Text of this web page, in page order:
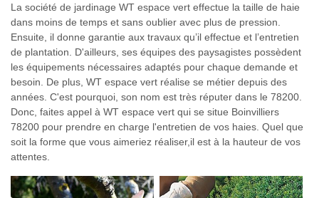
La société de jardinage WT espace vert effectue la taille de haie
dans moins de temps et sans oublier avec plus de pression.
Ensuite, il donne garantie aux travaux qu’il effectue et l’entretien
de plantation. D'ailleurs, ses équipes des paysagistes possèdent
les équipements nécessaires adaptés pour chaque demande et
besoin. De plus, WT espace vert réalise se métier depuis des
années. C'est pourquoi, son nom est très réputer dans le 78200.
Donc, faites appel à WT espace vert qui se situe Boinvilliers
78200 pour prendre en charge l'entretien de vos haies. Quel que
soit la forme que vous aimeriez réaliser,il est à la hauteur de vos
attentes.